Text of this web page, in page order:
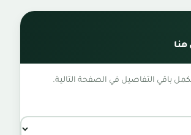
هنا
باقي التفاصيل في الصفحة التالية.